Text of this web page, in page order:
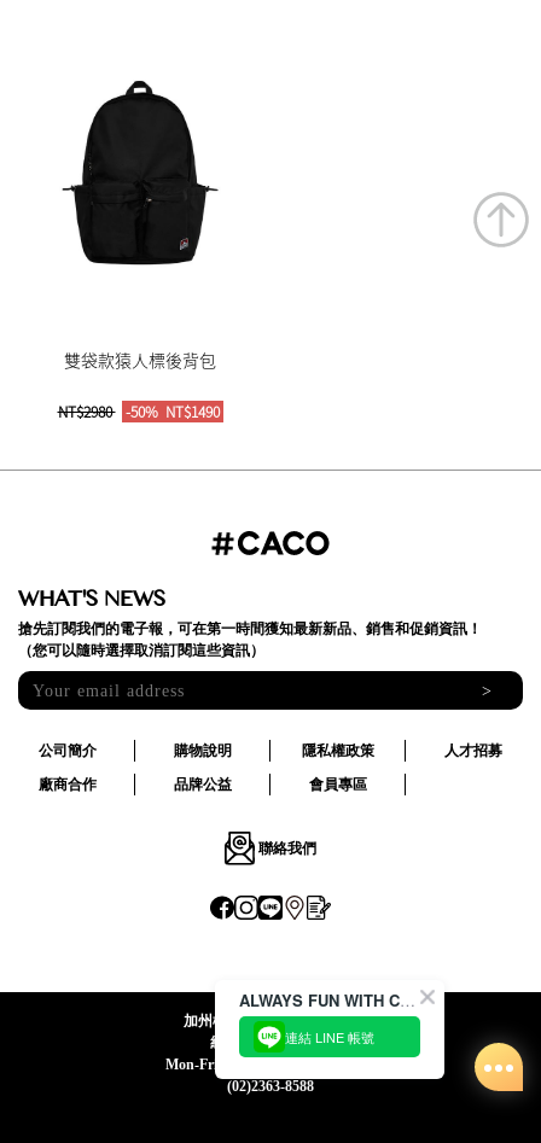
雙袋款猿人標後背包
NT$2980 -50% NT$1490
WHAT'S NEWS
搶先訂閱我們的電子報，可在第一時間獲知最新新品、銷售和促銷資訊！
（您可以隨時選擇取消訂閱這些資訊）
>
公司簡介 購物說明 隱私權政策
人才招募
廠商合作
品牌公益 會員專區
聯絡我們
加州椰子國際股份有限公司
統一編號:24492069
Mon-Fri 09:00-12:30 / 13:30-18:00
(02)2363-8588
ALWAYS FUN WITH CACO !
連結 LINE 帳號